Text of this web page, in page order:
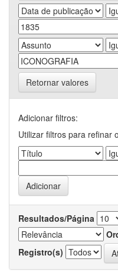
Retornar valores
Adicionar filtros:
Utilizar filtros para refinar
Resultados/Página
Registro(s)